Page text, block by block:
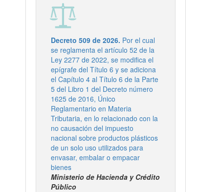
Decreto 509 de 2026. Por el cual
se reglamenta el artículo 52 de la
Ley 2277 de 2022, se modifica el
epígrafe del Título 6 y se adiciona
el Capítulo 4 al Título 6 de la Parte
5 del Libro 1 del Decreto número
1625 de 2016, Único
Reglamentario en Materia
Tributaria, en lo relacionado con la
no causación del impuesto
nacional sobre productos plásticos
de un solo uso utilizados para
envasar, embalar o empacar
bienes
Ministerio de Hacienda y Crédito
Público